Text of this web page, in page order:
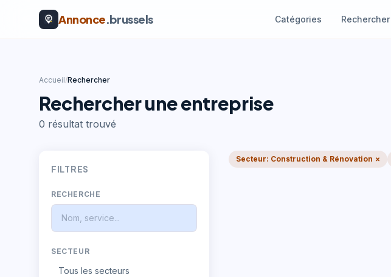
Annonce.brussels Catégories Rechercher
Accueil/Rechercher
Rechercher une entreprise
0 résultat trouvé
FILTRES
RECHERCHE
SECTEUR
Tous les secteurs
Secteur: Construction & Rénovation ×